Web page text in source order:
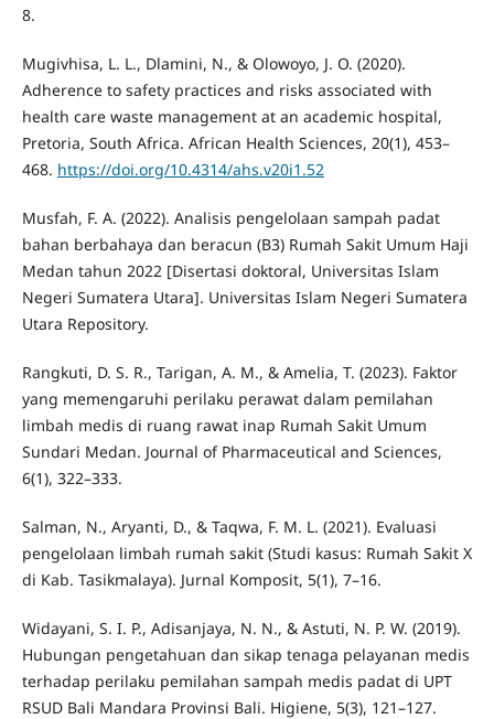
8.
Mugivhisa, L. L., Dlamini, N., & Olowoyo, J. O. (2020).
Adherence to safety practices and risks associated with
health care waste management at an academic hospital,
Pretoria, South Africa. African Health Sciences, 20(1), 453–
468. https://doi.org/10.4314/ahs.v20i1.52
Musfah, F. A. (2022). Analisis pengelolaan sampah padat
bahan berbahaya dan beracun (B3) Rumah Sakit Umum Haji
Medan tahun 2022 [Disertasi doktoral, Universitas Islam
Negeri Sumatera Utara]. Universitas Islam Negeri Sumatera
Utara Repository.
Rangkuti, D. S. R., Tarigan, A. M., & Amelia, T. (2023). Faktor
yang memengaruhi perilaku perawat dalam pemilahan
limbah medis di ruang rawat inap Rumah Sakit Umum
Sundari Medan. Journal of Pharmaceutical and Sciences,
6(1), 322–333.
Salman, N., Aryanti, D., & Taqwa, F. M. L. (2021). Evaluasi
pengelolaan limbah rumah sakit (Studi kasus: Rumah Sakit X
di Kab. Tasikmalaya). Jurnal Komposit, 5(1), 7–16.
Widayani, S. I. P., Adisanjaya, N. N., & Astuti, N. P. W. (2019).
Hubungan pengetahuan dan sikap tenaga pelayanan medis
terhadap perilaku pemilahan sampah medis padat di UPT
RSUD Bali Mandara Provinsi Bali. Higiene, 5(3), 121–127.